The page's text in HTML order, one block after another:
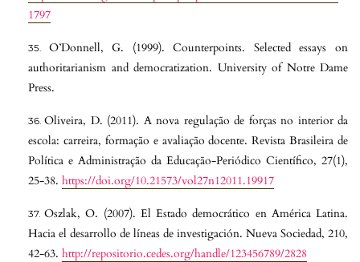
1797
O’Donnell, G. (1999). Counterpoints. Selected essays on
authoritarianism and democratization. University of Notre Dame
Press.
Oliveira, D. (2011). A nova regulação de forças no interior da
escola: carreira, formação e avaliação docente. Revista Brasileira de
Política e Administração da Educação-Periódico Científico, 27(1),
25-38. https://doi.org/10.21573/vol27n12011.19917
Oszlak, O. (2007). El Estado democrático en América Latina.
Hacia el desarrollo de líneas de investigación. Nueva Sociedad, 210,
42-63. http://repositorio.cedes.org/handle/123456789/2828